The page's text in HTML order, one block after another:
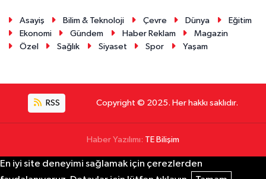
Asayiş Bilim & Teknoloji Çevre Dünya
Eğitim
Ekonomi
Gündem Haber Reklam
Magazin
Özel
Sağlık Siyaset Spor Yaşam
RSS Copyright © 2025. Her hakkı saklıdır.
Haber Yazılımı: TE Bilişim
En iyi site deneyimi sağlamak için çerezlerden